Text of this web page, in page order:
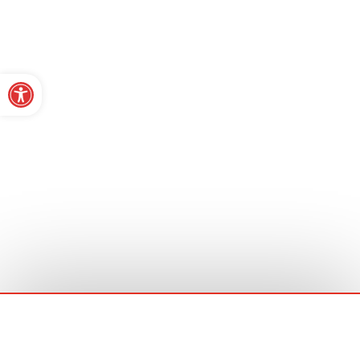
פתח סרגל נגישות